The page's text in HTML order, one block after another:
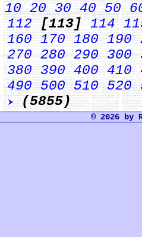
10 20 30 40 50
112 [113]114
160 170 180 190
270 280 290 300
380 390 400 410
490 500 510 520
(5855)
© 2026 by